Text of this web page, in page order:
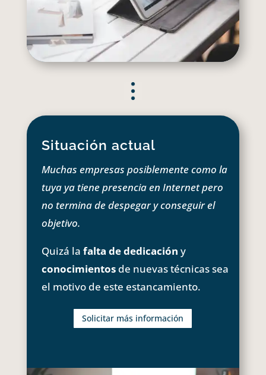
Situación actual
Muchas empresas posiblemente como la
tuya ya tiene presencia en Internet pero
no termina de despegar y conseguir el
objetivo.
Quizá la falta de dedicación y
conocimientosde nuevas técnicas sea
el motivo de este estancamiento.
Solicitar más información